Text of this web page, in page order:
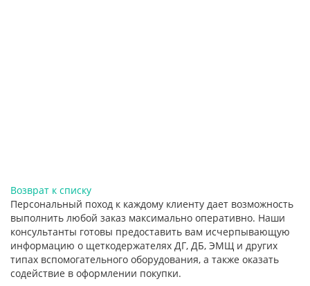
Возврат к списку
Персональный поход к каждому клиенту дает возможность
выполнить любой заказ максимально оперативно. Наши
консультанты готовы предоставить вам исчерпывающую
информацию о щеткодержателях ДГ, ДБ, ЭМЩ и других
типах вспомогательного оборудования, а также оказать
содействие в оформлении покупки.